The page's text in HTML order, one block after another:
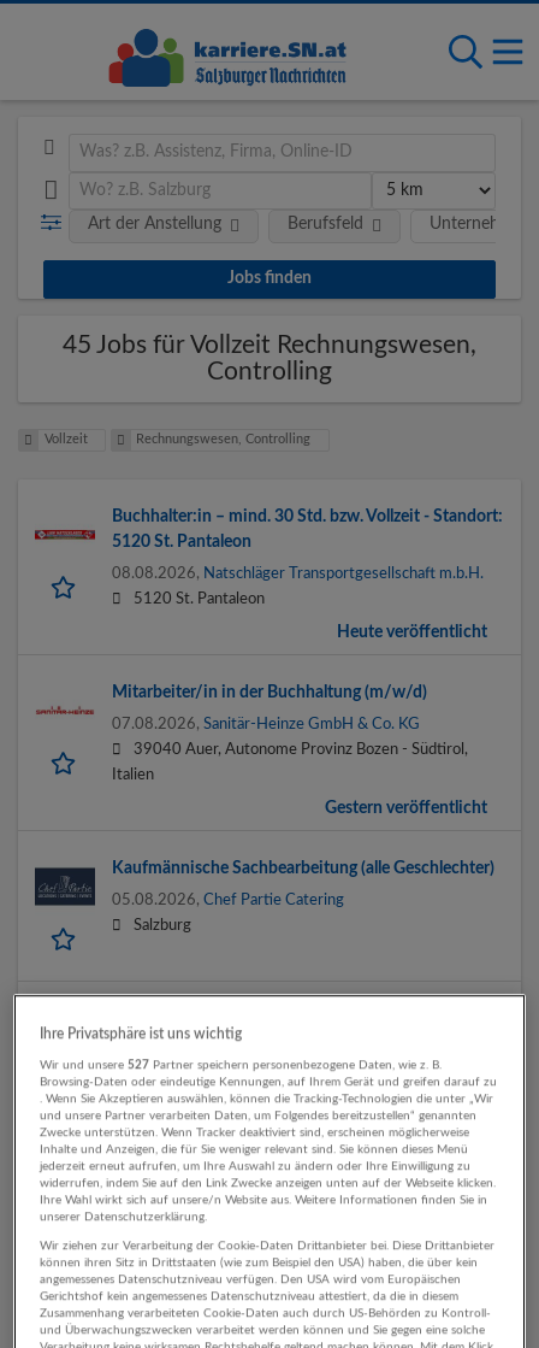
Art der Anstellung Unternehmen
Berufsfeld
45 Jobs für Vollzeit Rechnungswesen,
Controlling
Vollzeit Rechnungswesen, Controlling
Buchhalter:in – mind. 30 Std. bzw. Vollzeit - Standort:
5120 St. Pantaleon
08.08.2026, Natschläger Transportgesellschaft m.b.H.
5120 St. Pantaleon
Heute veröffentlicht
Mitarbeiter/in in der Buchhaltung (m/w/d)
07.08.2026, Sanitär-Heinze GmbH & Co. KG
39040 Auer, Autonome Provinz Bozen - Südtirol,
Italien
Gestern veröffentlicht
Kaufmännische Sachbearbeitung (alle Geschlechter)
05.08.2026, Chef Partie Catering
Salzburg
Hallein
Trainee Unternehmenssteuerung (m/w/d)
22.07.2026,Raiffeisenverband Salzburg
Senior Group Accountant (m/w/d)
Ihre Privatsphäre ist uns wichtig
Wir und unsere527 Partner speichern personenbezogene Daten, wie z. B.
Browsing-Daten oder eindeutige Kennungen, auf Ihrem Gerät und greifen darauf zu
. Wenn Sie Akzeptieren auswählen, können die Tracking-Technologien die unter „Wir
und unsere Partner verarbeiten Daten, um Folgendes bereitzustellen“ genannten
Zwecke unterstützen. Wenn Tracker deaktiviert sind, erscheinen möglicherweise
Inhalte und Anzeigen, die für Sie weniger relevant sind. Sie können dieses Menü
jederzeit erneut aufrufen, um Ihre Auswahl zu ändern oder Ihre Einwilligung zu
widerrufen, indem Sie auf den Link Zwecke anzeigen unten auf der Webseite klicken.
Ihre Wahl wirkt sich auf unsere/n Website aus. Weitere Informationen finden Sie in
unserer Datenschutzerklärung.
Wir ziehen zur Verarbeitung der Cookie-Daten Drittanbieter bei. Diese Drittanbieter
können ihren Sitz in Drittstaaten (wie zum Beispiel den USA) haben, die über kein
angemessenes Datenschutzniveau verfügen. Den USA wird vom Europäischen
Gerichtshof kein angemessenes Datenschutzniveau attestiert, da die in diesem
Zusammenhang verarbeiteten Cookie-Daten auch durch US-Behörden zu Kontroll-
und Überwachungszwecken verarbeitet werden können und Sie gegen eine solche